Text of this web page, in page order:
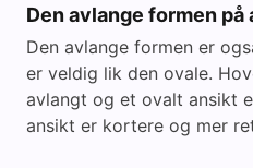
Den avlange formen på
Den avlange formen er
er veldig lik den ovale.
avlangt og et ovalt ansikt
ansikt er kortere og mer